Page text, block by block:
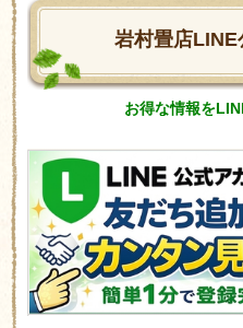
岩村畳店LINE
お得な情報を